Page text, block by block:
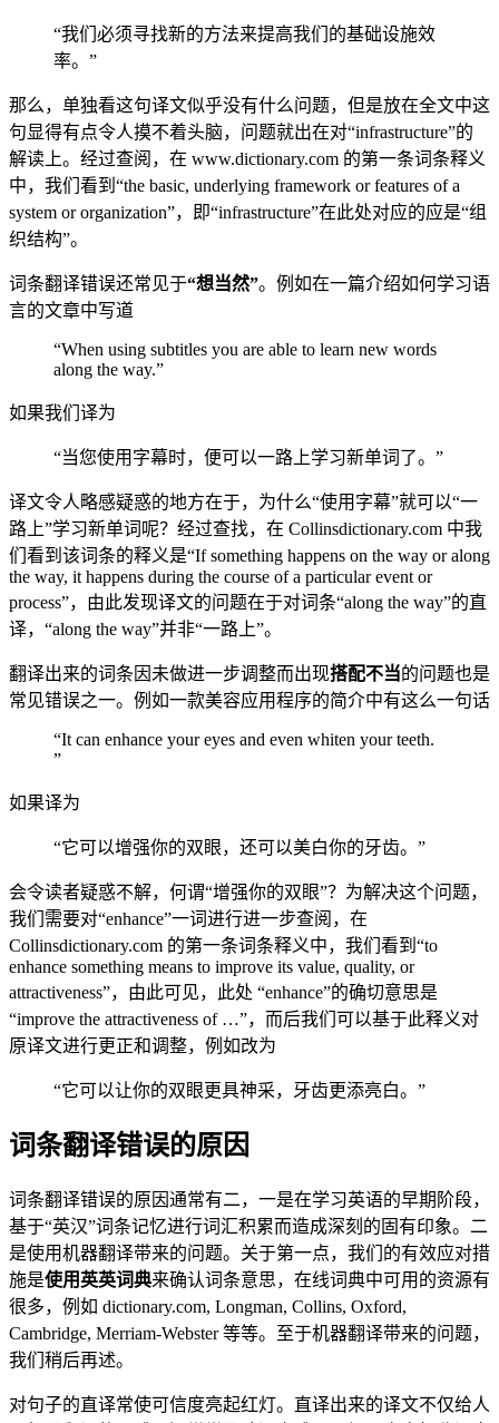
“我们必须寻找新的方法来提高我们的基础设施效
率。”
那么，单独看这句译文似乎没有什么问题，但是放在全文中这
句显得有点令人摸不着头脑，问题就出在对“infrastructure”的
解读上。经过查阅，在 www.dictionary.com 的第一条词条释义
中，我们看到“the basic, underlying framework or features of a
system or organization”，即“infrastructure”在此处对应的应是“组
织结构”。
词条翻译错误还常见于“想当然”。例如在一篇介绍如何学习语
言的文章中写道
“When using subtitles you are able to learn new words
along the way.”
如果我们译为
“当您使用字幕时，便可以一路上学习新单词了。”
译文令人略感疑惑的地方在于，为什么“使用字幕”就可以“一
路上”学习新单词呢？经过查找，在 Collinsdictionary.com 中我
们看到该词条的释义是“If something happens on the way or along
the way, it happens during the course of a particular event or
process”，由此发现译文的问题在于对词条“along the way”的直
译，“along the way”并非“一路上”。
翻译出来的词条因未做进一步调整而出现搭配不当的问题也是
常见错误之一。例如一款美容应用程序的简介中有这么一句话
“It can enhance your eyes and even whiten your teeth.
”
如果译为
“它可以增强你的双眼，还可以美白你的牙齿。”
会令读者疑惑不解，何谓“增强你的双眼”？为解决这个问题，
我们需要对“enhance”一词进行进一步查阅，在
Collinsdictionary.com 的第一条词条释义中，我们看到“to
enhance something means to improve its value, quality, or
attractiveness”，由此可见，此处 “enhance”的确切意思是
“improve the attractiveness of …”，而后我们可以基于此释义对
原译文进行更正和调整，例如改为
“它可以让你的双眼更具神采，牙齿更添亮白。”
词条翻译错误的原因
词条翻译错误的原因通常有二，一是在学习英语的早期阶段，
基于“英汉”词条记忆进行词汇积累而造成深刻的固有印象。二
是使用机器翻译带来的问题。关于第一点，我们的有效应对措
施是使用英英词典来确认词条意思，在线词典中可用的资源有
很多，例如 dictionary.com, Longman, Collins, Oxford,
Cambridge, Merriam-Webster 等等。至于机器翻译带来的问题，
我们稍后再述。
对句子的直译常使可信度亮起红灯。直译出来的译文不仅给人